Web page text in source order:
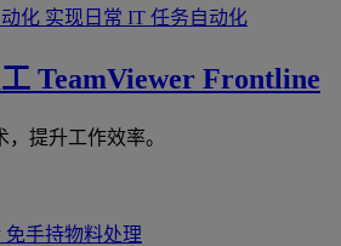
化 实现日常 IT 任务自动化
TeamViewer Frontline
提升工作效率。
免手持物料处理